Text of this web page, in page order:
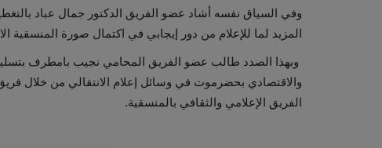
وفي السياق نفسه أشاد عضو الفريق الدكتور جمال عباد
المزيد لما للإعلام من دور إيجابي في اكتمال صورة المنسقية
وبهذا الصدد طالب عضو الفريق المحامي نجيب بامطرف
والاقتصادي بحضرموت في وسائل إعلام الانتقالي من خلال
الفريق الإعلامي والثقافي بالمنسقية.